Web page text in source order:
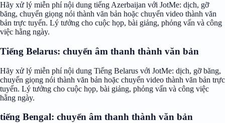
Hãy xử lý miễn phí nội dung tiếng Azerbaijan với JotMe: dịch, gỡ
băng, chuyển giọng nói thành văn bản hoặc chuyển video thành văn
bản trực tuyến. Lý tưởng cho cuộc họp, bài giảng, phỏng vấn và công
việc hằng ngày.
Tiếng Belarus: chuyển âm thanh thành văn bản
Hãy xử lý miễn phí nội dung Tiếng Belarus với JotMe: dịch, gỡ băng,
chuyển giọng nói thành văn bản hoặc chuyển video thành văn bản trực
tuyến. Lý tưởng cho cuộc họp, bài giảng, phỏng vấn và công việc
hằng ngày.
tiếng Bengal: chuyển âm thanh thành văn bản